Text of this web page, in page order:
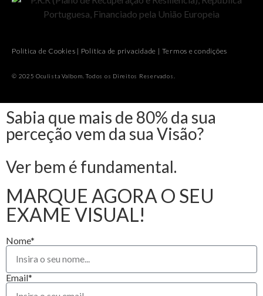
Política de Cookies | Política de privacidade | Termos e condições
© 2025 Oculista Valbom. Todos os Direitos Reservados.
Sabia que mais de 80% da sua
perceção vem da sua Visão?
Ver bem é fundamental.
MARQUE AGORA O SEU
EXAME VISUAL!
Nome*
Email*